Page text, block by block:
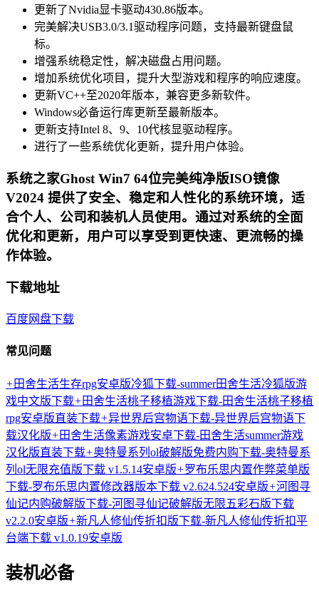
更新了Nvidia显卡驱动430.86版本。
完美解决USB3.0/3.1驱动程序问题，支持最新键盘鼠
标。
增强系统稳定性，解决磁盘占用问题。
增加系统优化项目，提升大型游戏和程序的响应速度。
更新VC++至2020年版本，兼容更多新软件。
Windows必备运行库更新至最新版本。
更新支持Intel 8、9、10代核显驱动程序。
进行了一些系统优化更新，提升用户体验。
系统之家Ghost Win7 64位完美纯净版ISO镜像
V2024 提供了安全、稳定和人性化的系统环境，适
合个人、公司和装机人员使用。通过对系统的全面
优化和更新，用户可以享受到更快速、更流畅的操
作体验。
下载地址
百度网盘下载
常见问题
+田舍生活生存rpg安卓版冷狐下载-summer田舍生活冷狐版游
戏中文版下载+田舍生活桃子移植游戏下载-田舍生活桃子移植
rpg安卓版直装下载+异世界后宫物语下载-异世界后宫物语下
载汉化版+田舍生活像素游戏安卓下载-田舍生活summer游戏
汉化版直装下载+奥特曼系列ol破解版免费内购下载-奥特曼系
列ol无限充值版下载 v1.5.14安卓版+罗布乐思内置作弊菜单版
下载-罗布乐思内置修改器版本下载 v2.624.524安卓版+河图寻
仙记内购破解版下载-河图寻仙记破解版无限五彩石版下载
v2.2.0安卓版+新凡人修仙传折扣版下载-新凡人修仙传折扣平
台端下载 v1.0.19安卓版
装机必备